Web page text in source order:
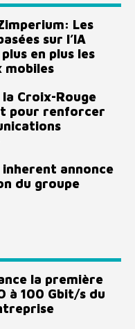
Les
sur l’IA
en plus les
mobiles
Croix-Rouge
pour renforcer
inherent annonce
du groupe
la première
à 100 Gbit/s du